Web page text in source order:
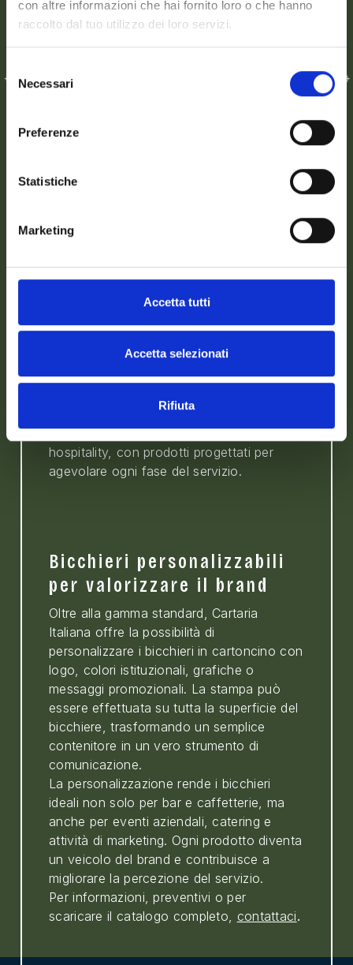
con altre informazioni che hai fornito loro o che hanno
raccolto dal tuo utilizzo dei loro servizi.
delNecessari
Preferenze
Statistiche
Marketing
Accetta tutti
Accetta selezionati
Rifiuta
con foro per il vapore/beverino, progettati
per garantire una chiusura sicura durante il
trasporto.
Perché scegliere Cartaria
avere accesso a:
ogni esigenza.
Soluzioni sostenibili: cartoncino, polpa
di cellulosa, CPLA e rPET.
costante.
Cartaria Italiana fornisce soluzioni
professionali per il settore food e
hospitality, con prodotti progettati per
agevolare ogni fase del servizio.
Bicchieri personalizzabili
per valorizzare il brand
Oltre alla gamma standard, Cartaria
Italiana offre la possibilità di
personalizzare i bicchieri in cartoncino con
logo, colori istituzionali, grafiche o
messaggi promozionali. La stampa può
essere effettuata su tutta la superficie del
bicchiere, trasformando un semplice
contenitore in un vero strumento di
comunicazione.
La personalizzazione rende i bicchieri
ideali non solo per bar e caffetterie, ma
anche per eventi aziendali, catering e
attività di marketing. Ogni prodotto diventa
un veicolo del brand e contribuisce a
migliorare la percezione del servizio.
Per informazioni, preventivi o per
scaricare il catalogo completo, contattaci.